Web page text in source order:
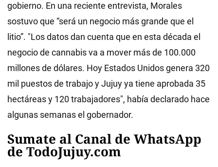
gobierno. En una reciente entrevista, Morales
sostuvo que “será un negocio más grande que el
litio”. "Los datos dan cuenta que en esta década el
negocio de cannabis va a mover más de 100.000
millones de dólares. Hoy Estados Unidos genera 320
mil puestos de trabajo y Jujuy ya tiene aprobada 35
hectáreas y 120 trabajadores", había declarado hace
algunas semanas el gobernador.
Sumate al Canal de WhatsApp
de TodoJujuy.com